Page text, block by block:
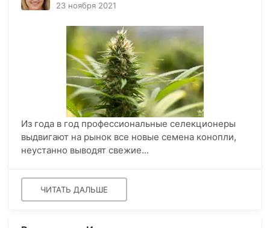
23 ноября 2021
Из года в год профессиональные селекционеры
выдвигают на рынок все новые семена конопли,
неустанно выводят свежие...
ЧИТАТЬ ДАЛЬШЕ